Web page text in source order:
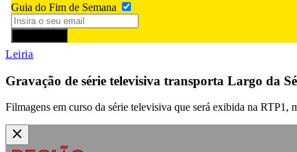
Guia do Fim de Semana
Leiria
Gravação de série televisiva transporta Largo da
Filmagens em curso da série televisiva que será exibida na RTP1,